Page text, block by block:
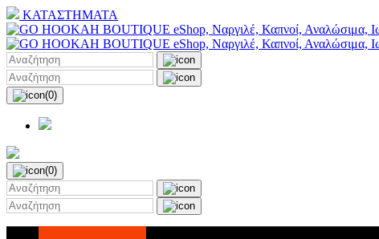
ΚΑΤΑΣΤΗΜΑΤΑ
(0)
(0)